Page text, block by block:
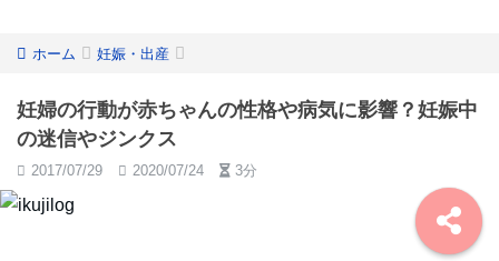
ホーム 妊娠・出産
妊婦の行動が赤ちゃんの性格や病気に影響？妊娠中
の迷信やジンクス
2017/07/29 2020/07/24 3分